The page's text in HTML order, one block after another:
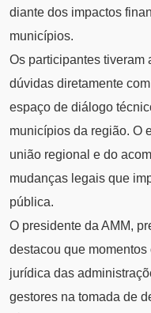
diante dos impactos
municípios.
Os participantes tiveram
dúvidas diretamente
espaço de diálogo
municípios da região. O
união regional e do
mudanças legais que
pública.
O presidente da AMM,
destacou que
jurídica das
gestores na tomada de